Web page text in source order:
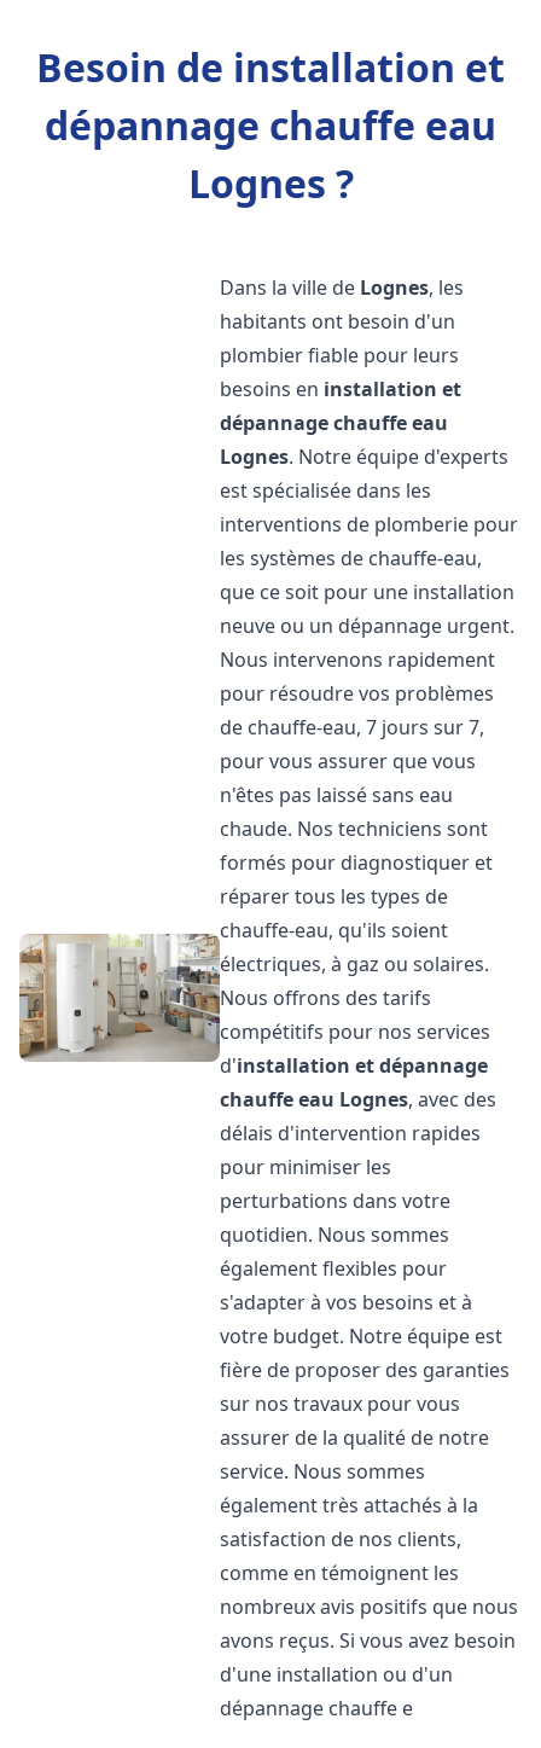
Besoin de installation et
dépannage chauffe eau
Lognes ?
Dans la ville de Lognes, les
habitants ont besoin d'un
plombier fiable pour leurs
besoins en installation et
dépannage chauffe eau
Lognes. Notre équipe d'experts
est spécialisée dans les
interventions de plomberie pour
les systèmes de chauffe-eau,
que ce soit pour une installation
neuve ou un dépannage urgent.
Nous intervenons rapidement
pour résoudre vos problèmes
de chauffe-eau, 7 jours sur 7,
pour vous assurer que vous
n'êtes pas laissé sans eau
chaude. Nos techniciens sont
formés pour diagnostiquer et
réparer tous les types de
chauffe-eau, qu'ils soient
électriques, à gaz ou solaires.
Nous offrons des tarifs
compétitifs pour nos services
d'installation et dépannage
chauffe eau Lognes, avec des
délais d'intervention rapides
pour minimiser les
perturbations dans votre
quotidien. Nous sommes
également flexibles pour
s'adapter à vos besoins et à
votre budget. Notre équipe est
fière de proposer des garanties
sur nos travaux pour vous
assurer de la qualité de notre
service. Nous sommes
également très attachés à la
satisfaction de nos clients,
comme en témoignent les
nombreux avis positifs que nous
avons reçus. Si vous avez besoin
d'une installation ou d'un
dépannage chauffe e